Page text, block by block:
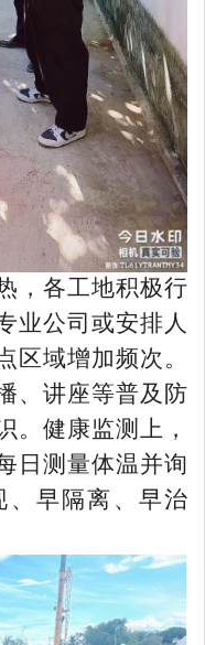
，各工地积极行
业公司或安排人
区域增加频次。
、讲座等普及防
。健康监测上，
日测量体温并询
、早隔离、早治